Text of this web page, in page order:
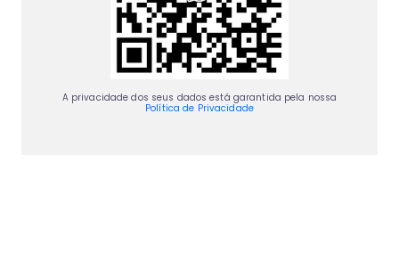
A privacidade dos seus dados está garantida pela nossa
Política de Privacidade